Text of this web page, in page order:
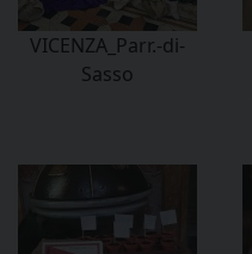
VICENZA_Parr.-di-
Sasso